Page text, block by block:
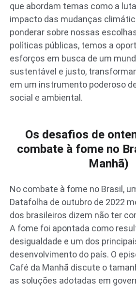
que abordam temas como a
impacto das mudanças
ponderar sobre nossas
políticas públicas, temos a
esforços em busca de um
sustentável e justo,
em um instrumento poderoso
social e ambiental.
Os desafios de
combate à fome no
Manhã)
No combate à fome no Brasil,
Datafolha de outubro de 2022
dos brasileiros dizem não ter
A fome foi apontada como
desigualdade e um dos
desenvolvimento do país. O
Café da Manhã discute o
as soluções adotadas em